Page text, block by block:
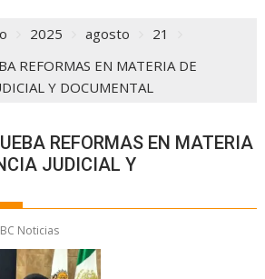
2025 agosto
21
REFORMAS EN MATERIA DE
Y DOCUMENTAL
REFORMAS EN MATERIA
JUDICIAL Y
Noticias